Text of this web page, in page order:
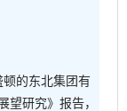
顿的东北集团有
望研究》报告，